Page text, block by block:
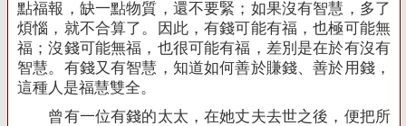
點福報，缺一點物質，還不要緊；如果沒有智慧，多了
煩惱，就不合算了。因此，有錢可能有福，也極可能無
福；沒錢可能無福，也很可能有福，差別是在於有沒有
智慧。有錢又有智慧，知道如何善於賺錢、善於用錢，
這種人是福慧雙全。
曾有一位有錢的太太，在她丈夫去世之後，便把所